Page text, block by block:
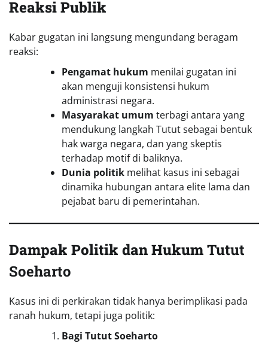
Reaksi Publik
Kabar gugatan ini langsung mengundang beragam
reaksi:
Pengamat hukum menilai gugatan ini
akan menguji konsistensi hukum
administrasi negara.
Masyarakat umum terbagi antara yang
mendukung langkah Tutut sebagai bentuk
hak warga negara, dan yang skeptis
terhadap motif di baliknya.
Dunia politik melihat kasus ini sebagai
dinamika hubungan antara elite lama dan
pejabat baru di pemerintahan.
Dampak Politik dan HukumTutut
Soeharto
Kasus ini di perkirakan tidak hanya berimplikasi pada
ranah hukum, tetapi juga politik:
Bagi Tutut Soeharto